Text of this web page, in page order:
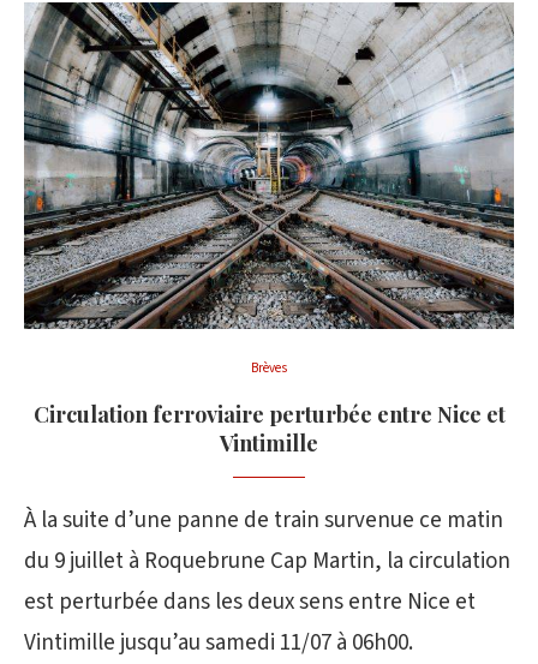
Brèves
Circulation ferroviaire perturbée entre Nice et
Vintimille
À la suite d’une panne de train survenue ce matin
du 9 juillet à Roquebrune Cap Martin, la circulation
est perturbée dans les deux sens entre Nice et
Vintimille jusqu’au samedi 11/07 à 06h00.